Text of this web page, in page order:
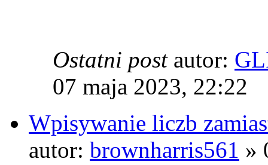
Ostatni post autor:
07 maja 2023, 22:22
Wpisywanie liczb
autor: brownharris561 »